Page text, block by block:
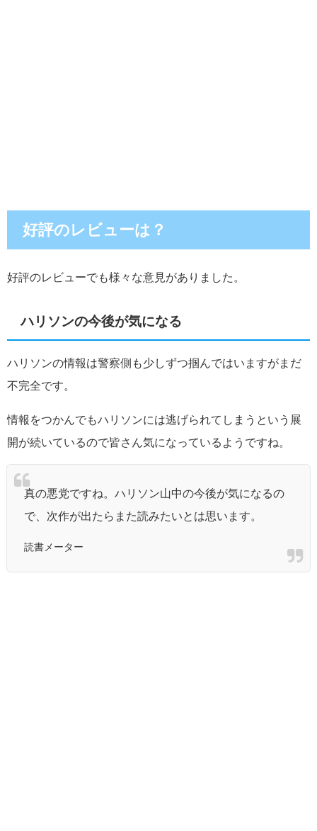
好評のレビューは？
好評のレビューでも様々な意見がありました。
ハリソンの今後が気になる
ハリソンの情報は警察側も少しずつ掴んではいますがまだ
不完全です。
情報をつかんでもハリソンには逃げられてしまうという展
開が続いているので皆さん気になっているようですね。
真の悪党ですね。ハリソン山中の今後が気になるの
で、次作が出たらまた読みたいとは思います。
読書メーター